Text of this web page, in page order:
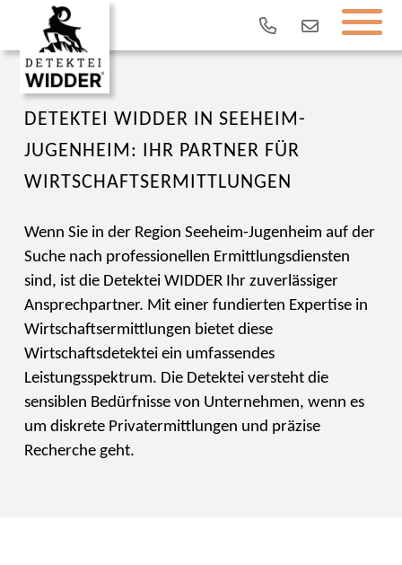
DETEKTEI WIDDER IN SEEHEIM-
JUGENHEIM: IHR PARTNER FÜR
WIRTSCHAFTSERMITTLUNGEN
Wenn Sie in der Region Seeheim-Jugenheim auf der
Suche nach professionellen Ermittlungsdiensten
sind, ist die Detektei WIDDER Ihr zuverlässiger
Ansprechpartner. Mit einer fundierten Expertise in
Wirtschaftsermittlungen bietet diese
Wirtschaftsdetektei ein umfassendes
Leistungsspektrum. Die Detektei versteht die
sensiblen Bedürfnisse von Unternehmen, wenn es
um diskrete Privatermittlungen und präzise
Recherche geht.